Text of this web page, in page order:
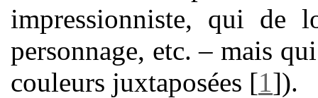
impressionniste, qui de
personnage, etc. – mais
couleurs juxtaposées [1 ]).